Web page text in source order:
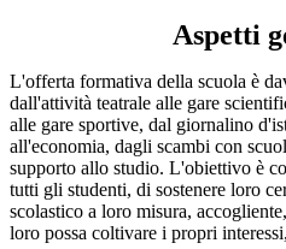
Aspetti
L'offerta formativa della scuola è
dall'attività teatrale alle gare
alle gare sportive, dal giornalino
all'economia, dagli scambi con
supporto allo studio. L'obiettivo è
tutti gli studenti, di sostenere loro
scolastico a loro misura,
loro possa coltivare i propri